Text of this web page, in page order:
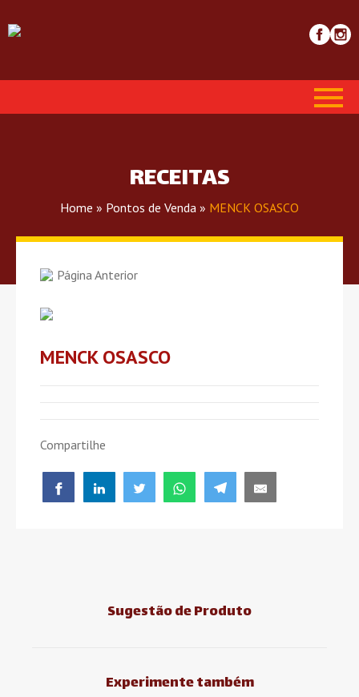
RECEITAS
Home » Pontos de Venda » MENCK OSASCO
Página Anterior
MENCK OSASCO
Compartilhe
Sugestão de Produto
Experimente também